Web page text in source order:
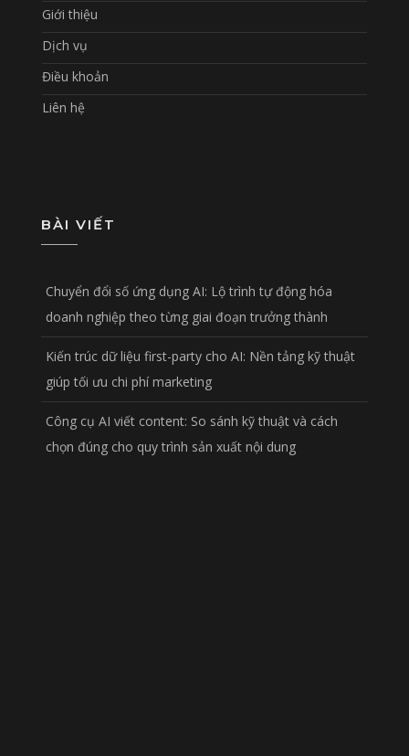
Giới thiệu
Dịch vụ
Điều khoản
Liên hệ
BÀI VIẾT
Chuyển đổi số ứng dụng AI: Lộ trình tự động hóa
doanh nghiệp theo từng giai đoạn trưởng thành
Kiến trúc dữ liệu first-party cho AI: Nền tảng kỹ thuật
giúp tối ưu chi phí marketing
Công cụ AI viết content: So sánh kỹ thuật và cách
chọn đúng cho quy trình sản xuất nội dung